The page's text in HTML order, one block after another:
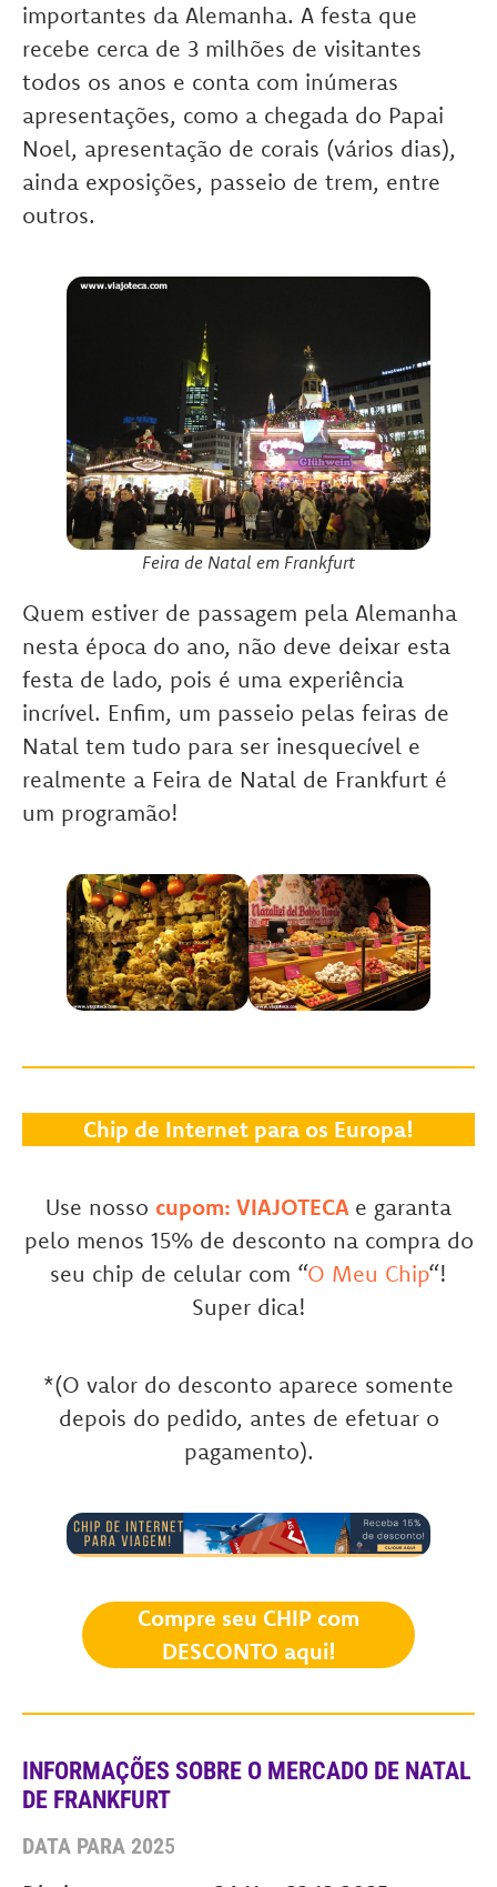
importantes da Alemanha. A festa que
recebe cerca de 3 milhões de visitantes
todos os anos e conta com inúmeras
apresentações, como a chegada do Papai
Noel, apresentação de corais (vários dias),
ainda exposições, passeio de trem, entre
outros.
Feira de Natal em Frankfurt
Quem estiver de passagem pela Alemanha
nesta época do ano, não deve deixar esta
festa de lado, pois é uma experiência
incrível. Enfim, um passeio pelas feiras de
Natal tem tudo para ser inesquecível e
realmente a Feira de Natal de Frankfurt é
um programão!
Chip de Internet para os Europa!
Use nosso cupom: VIAJOTECA e garanta
pelo menos 15% de desconto na compra do
seu chip de celular com “O Meu Chip“!
Super dica!
*(O valor do desconto aparece somente
depois do pedido, antes de efetuar o
pagamento).
Compre seu CHIP com
DESCONTO aqui!
INFORMAÇÕES SOBRE O MERCADO DE NATAL
DE FRANKFURT
DATA PARA 2025